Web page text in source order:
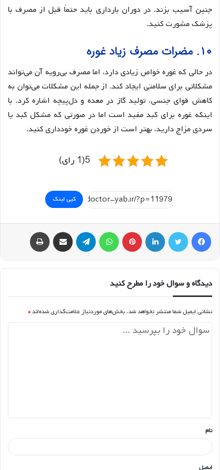
جنین آسیب بزند. در دوران بارداری باید حتماً قبل از مصرف با
پزشک مشورت کنید.
۱۰. مضرات مصرف زیاد غوره
در حالی که غوره خواص زیادی دارد، اما مصرف بی‌رویه آن می‌تواند
مشکلاتی برای سلامتی ایجاد کند. از جمله این مشکلات می‌توان به
کاهش قوای جنسی، تولید گاز در معده و دل‌پیچه اشاره کرد. با
اینکه غوره برای کبد مفید است اما در صورتی که مشکل کبد یا
سردی مزاج دارید، بهتر است از خوردن غوره خودداری کنید.
5(1 رای)
کپی لینک
فیسبوک توییتر لینکداین پینتریست تلگرام اشتراک گذاری با ایمیل
دیدگاه و سوال خود را مطرح کنید
نشانی ایمیل شما منتشر نخواهد شد. بخش‌های موردنیاز علامت‌گذاری شده‌اند *
*
نام
ایمیل